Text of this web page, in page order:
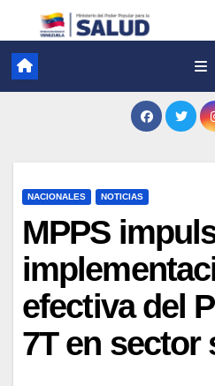
NACIONALES NOTICIAS
MPPS
efectiva del
7T en sector